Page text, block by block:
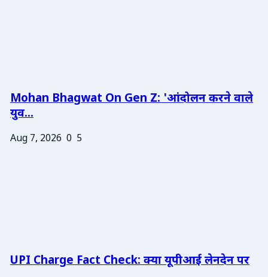
Mohan Bhagwat On Gen Z: 'आंदोलन करने वाले
युव...
Aug 7, 2026 0 5
UPI Charge Fact Check: क्या यूपीआई लेनदेन पर